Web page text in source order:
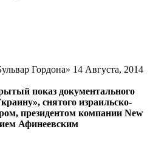
Гордона» 14 Августа, 2014
показ документального
снятого израильско-
президентом компании New
Афинеевским